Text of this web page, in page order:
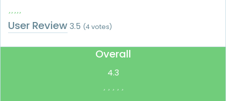
User Review 3.5 (4votes)
Overall
4.3